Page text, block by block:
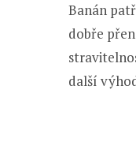
Banán
dobře
další